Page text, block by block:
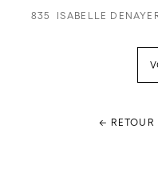
835 ISABELLE
←